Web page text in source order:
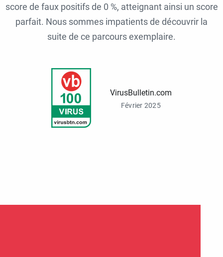
score de faux positifs de 0 %, atteignant ainsi un score
parfait. Nous sommes impatients de découvrir la
suite de ce parcours exemplaire.
VirusBulletin.com
Février 2025